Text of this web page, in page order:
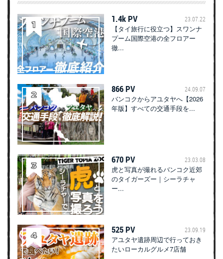
1.4k PV 23.07.22
【タイ旅行に役立つ】スワンナ
プーム国際空港の全フロアー
徹...
866 PV 24.09.07
バンコクからアユタヤへ【2026
年版】すべての交通手段を...
670 PV 23.03.08
虎と写真が撮れるバンコク近郊
のタイガーズー｜シーラチャ
ー...
525 PV 23.09.19
アユタヤ遺跡周辺で行っておき
たいローカルグルメ7店舗